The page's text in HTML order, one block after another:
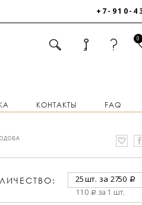
+7-910-
0
КОНТАКТЫ FAQ
25 шт. за 2750 a
110 a за 1 шт.